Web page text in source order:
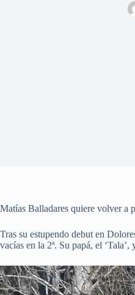
Matías Balladares quiere volver a
Tras su estupendo debut en
vacías en la 2ª. Su papá, el